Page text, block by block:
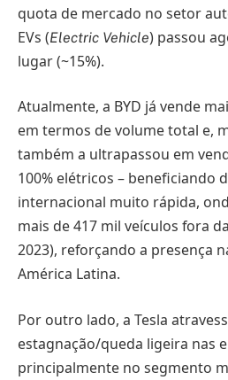
quota de mercado no setor
EVs (Electric Vehicle) passou
lugar (~15%).
Atualmente, a BYD já vende
em termos de volume total e,
também a ultrapassou em
100% elétricos – beneficiando
internacional muito rápida,
mais de 417 mil veículos fora
2023), reforçando a presença
América Latina.
Por outro lado, a Tesla
estagnação/queda ligeira nas
principalmente no segmento